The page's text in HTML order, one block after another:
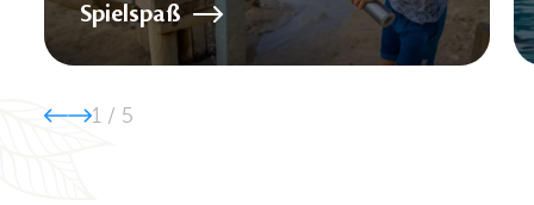
Spielspaß
1 / 5